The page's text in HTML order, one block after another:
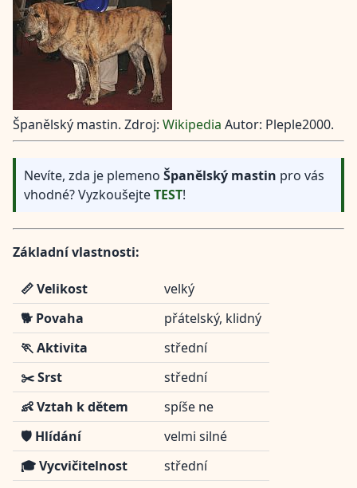
Španělský mastin. Zdroj: Wikipedia Autor: Pleple2000.
Nevíte, zda je plemeno Španělský mastin pro vás
vhodné? VyzkoušejteTEST!
Základní vlastnosti:
📏 Velikost
velký
🐕 Povaha
přátelský, klidný
🏃 Aktivita
střední
✂️ Srst
střední
👶 Vztah k dětem
spíše ne
🛡️ Hlídání
velmi silné
🎓 Vycvičitelnost
střední